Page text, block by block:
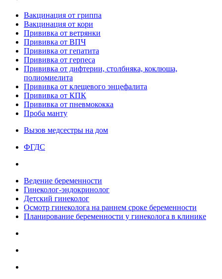
Вакцинация от гриппа
Вакцинация от кори
Прививка от ветрянки
Прививка от ВПЧ
Прививка от гепатита
Прививка от герпеса
Прививка от дифтерии, столбняка, коклюша,
полиомиелита
Прививка от клещевого энцефалита
Прививка от КПК
Прививка от пневмококка
Проба манту
Вызов медсестры на дом
ФГДС
Ведение беременности
Гинеколог-эндокринолог
Детский гинеколог
Осмотр гинеколога на раннем сроке беременности
Планирование беременности у гинеколога в клинике